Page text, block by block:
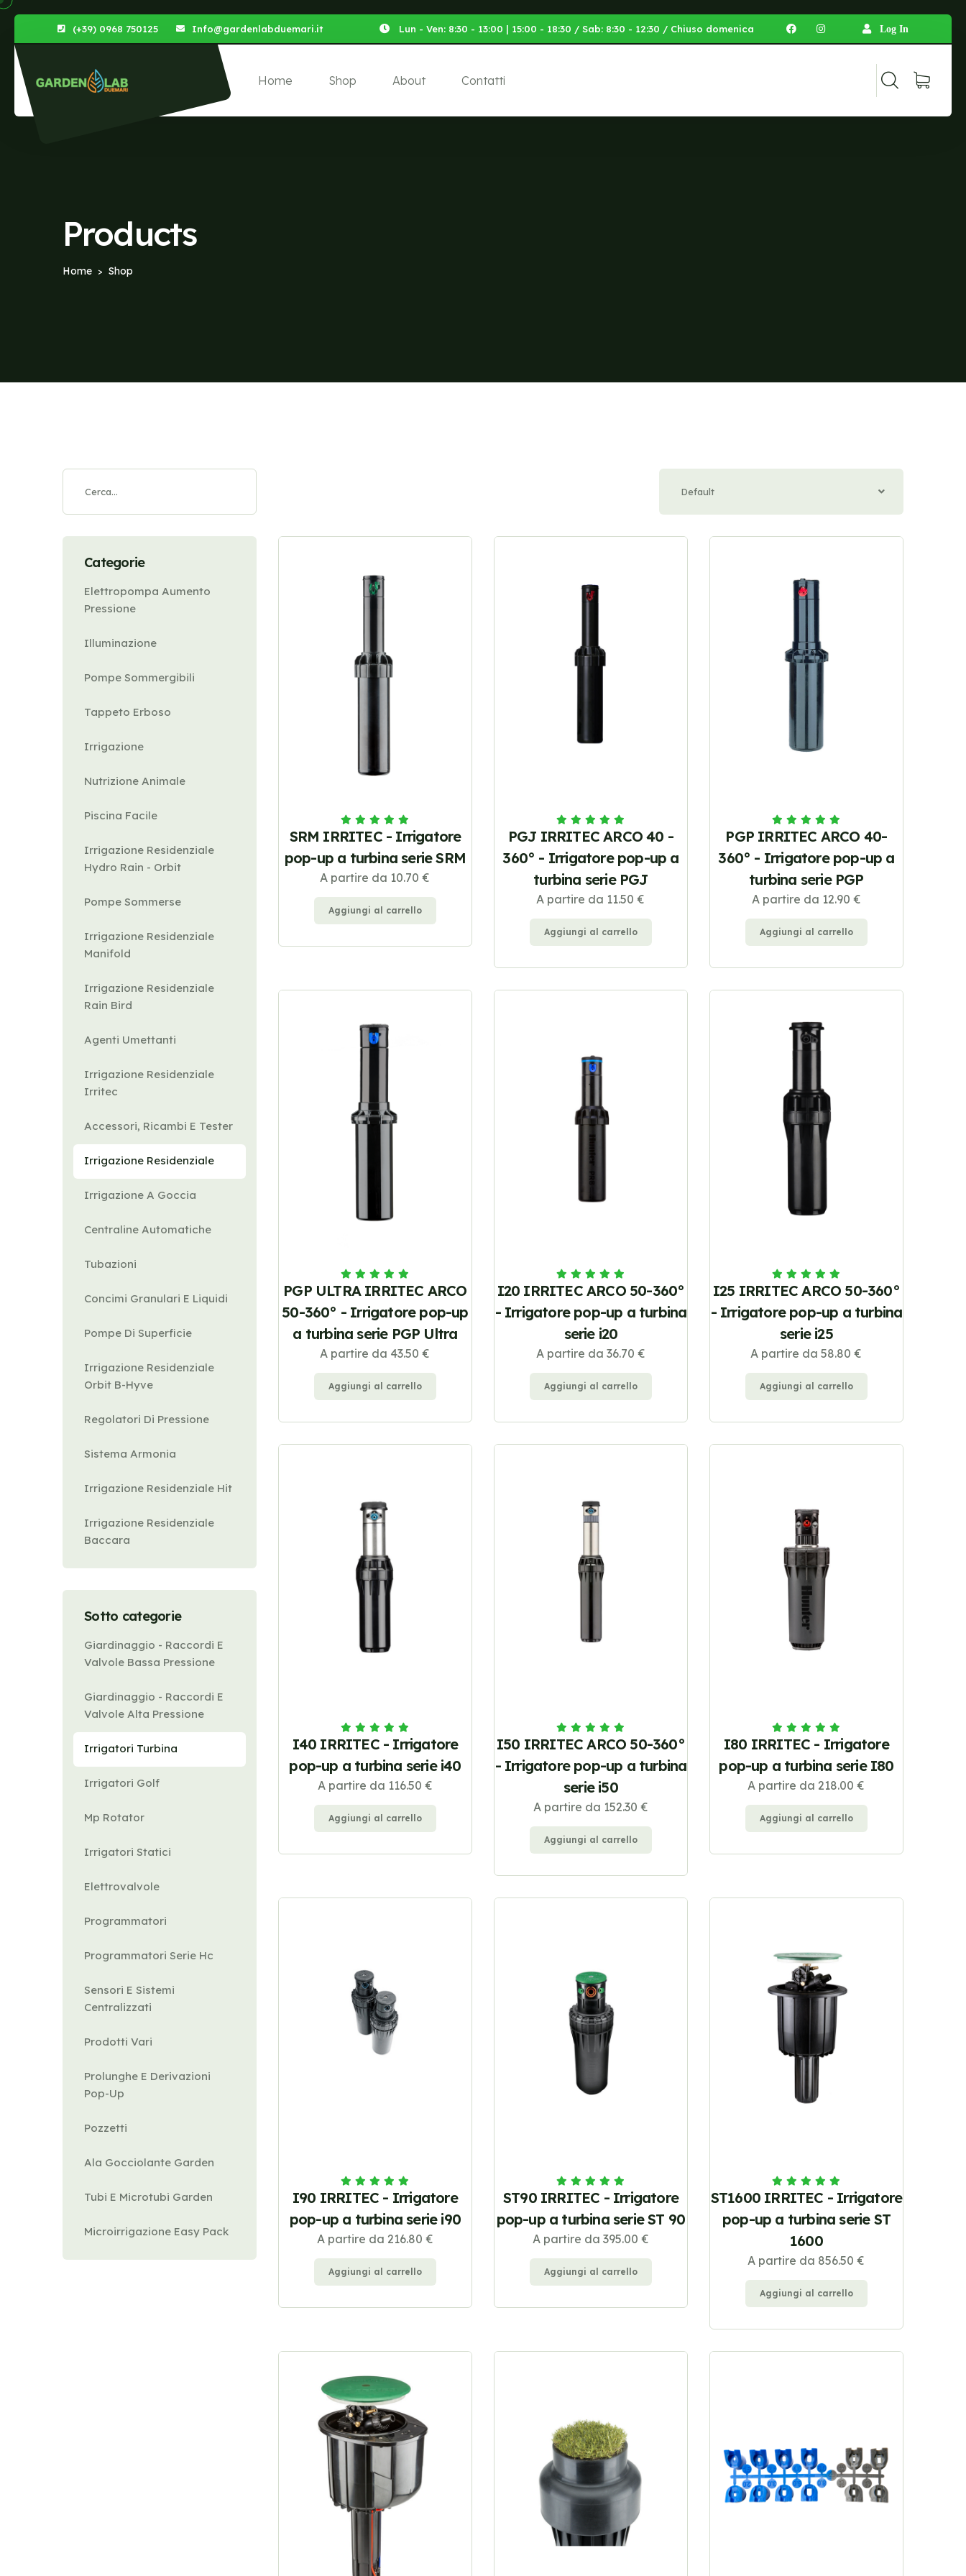
(+39) 0968 750125 Info@gardenlabduemari.it Lun - Ven: 8:30 - 13:00 | 15:00 - 18:30 / Sab: 8:30 - 12:30 / Chiuso domenica Log In
Home Shop About Contatti
Products
Home > Shop
Categorie
Elettropompa Aumento
Pressione
Illuminazione
Pompe Sommergibili
Tappeto Erboso
Irrigazione
Nutrizione Animale
Piscina Facile
Irrigazione Residenziale
Hydro Rain - Orbit
Pompe Sommerse
Irrigazione Residenziale
Manifold
Irrigazione Residenziale
Rain Bird
Agenti Umettanti
Irrigazione Residenziale
Irritec
Accessori, Ricambi E Tester
Irrigazione Residenziale
Irrigazione A Goccia
Centraline Automatiche
Tubazioni
Concimi Granulari E Liquidi
Pompe Di Superficie
Irrigazione Residenziale
Orbit B-Hyve
Regolatori Di Pressione
Sistema Armonia
Irrigazione Residenziale Hit
Irrigazione Residenziale
Baccara
Sotto categorie
Giardinaggio - Raccordi E
Valvole Bassa Pressione
Giardinaggio - Raccordi E
Valvole Alta Pressione
Irrigatori Turbina
Irrigatori Golf
Mp Rotator
Irrigatori Statici
Elettrovalvole
Programmatori
Programmatori Serie Hc
Sensori E Sistemi
Centralizzati
Prodotti Vari
Prolunghe E Derivazioni
Pop-Up
Pozzetti
Ala Gocciolante Garden
Tubi E Microtubi Garden
Microirrigazione Easy Pack
Default
SRM IRRITEC - Irrigatore
pop-up a turbina serie SRM
A partire da 10.70 €
Aggiungi al carrello
PGJ IRRITEC ARCO 40 -
360° - Irrigatore pop-up a
turbina serie PGJ
A partire da 11.50 €
Aggiungi al carrello
PGP IRRITEC ARCO 40-
360° - Irrigatore pop-up a
turbina serie PGP
A partire da 12.90 €
Aggiungi al carrello
PGP ULTRA IRRITEC ARCO
50-360° - Irrigatore pop-up
a turbina serie PGP Ultra
A partire da 43.50 €
Aggiungi al carrello
I20 IRRITEC ARCO 50-360°
- Irrigatore pop-up a turbina
serie i20
A partire da 36.70 €
Aggiungi al carrello
I25 IRRITEC ARCO 50-360°
- Irrigatore pop-up a turbina
serie i25
A partire da 58.80 €
Aggiungi al carrello
I40 IRRITEC - Irrigatore
pop-up a turbina serie i40
A partire da 116.50 €
Aggiungi al carrello
I50 IRRITEC ARCO 50-360°
- Irrigatore pop-up a turbina
serie i50
A partire da 152.30 €
Aggiungi al carrello
I80 IRRITEC - Irrigatore
pop-up a turbina serie I80
A partire da 218.00 €
Aggiungi al carrello
I90 IRRITEC - Irrigatore
pop-up a turbina serie i90
A partire da 216.80 €
Aggiungi al carrello
ST90 IRRITEC - Irrigatore
pop-up a turbina serie ST 90
A partire da 395.00 €
Aggiungi al carrello
ST1600 IRRITEC - Irrigatore
pop-up a turbina serie ST
1600
A partire da 856.50 €
Aggiungi al carrello